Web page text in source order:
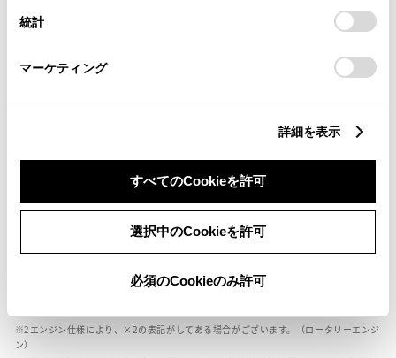
設定の変更、同意を撤回したりするにあたっては、当社の
「Cookie（クッキー）情報の取り扱いについて
」をご覧くだ
統計
マーケティング
詳細を表示
すべてのCookieを許可
選択中のCookieを許可
必須のCookieのみ許可
燃料・性能・詳細スペック
装備・オプション
車の種類、仕様により数値が複数ある場合とサスペンション形式などにより、ホイ
エンジン仕様により、×2の表記がしてある場合がございます。（ロータリーエンジ
ン）